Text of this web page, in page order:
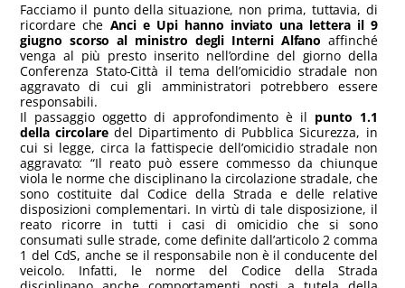
Facciamo il punto della situazione, non prima, tuttavia, di
ricordare che Anci e Upi hanno inviato una lettera il 9
giugno scorso al ministro degli Interni Alfano affinché
venga al più presto inserito nell’ordine del giorno della
Conferenza Stato-Città il tema dell’omicidio stradale non
aggravato di cui gli amministratori potrebbero essere
responsabili.
Il passaggio oggetto di approfondimento è il punto 1.1
della circolaredel Dipartimento di Pubblica Sicurezza, in
cui si legge, circa la fattispecie dell’omicidio stradale non
aggravato: “Il reato può essere commesso da chiunque
viola le norme che disciplinano la circolazione stradale, che
sono costituite dal Codice della Strada e delle relative
disposizioni complementari. In virtù di tale disposizione, il
reato ricorre in tutti i casi di omicidio che si sono
consumati sulle strade, come definite dall’articolo 2 comma
1 del CdS, anche se il responsabile non è il conducente del
veicolo. Infatti, le norme del Codice della Strada